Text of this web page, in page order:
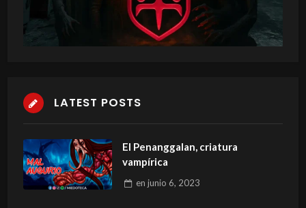
LATEST POSTS
El Penanggalan, criatura
vampírica
en junio 6, 2023